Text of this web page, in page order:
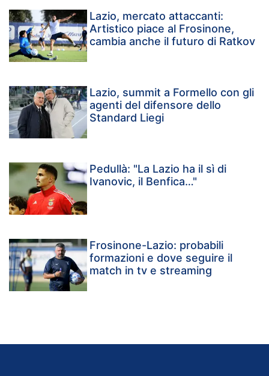
Lazio, mercato attaccanti:
Artistico piace al Frosinone,
cambia anche il futuro di Ratkov
Lazio, summit a Formello con gli
agenti del difensore dello
Standard Liegi
Pedullà: "La Lazio ha il sì di
Ivanovic, il Benfica…"
Frosinone-Lazio: probabili
formazioni e dove seguire il
match in tv e streaming